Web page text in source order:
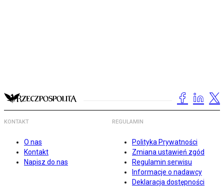
KONTAKT
O nas
Kontakt
Napisz do nas
REGULAMIN
Polityka Prywatności
Zmiana ustawień zgód
Regulamin serwisu
Informacje o nadawcy
Deklaracja dostępności